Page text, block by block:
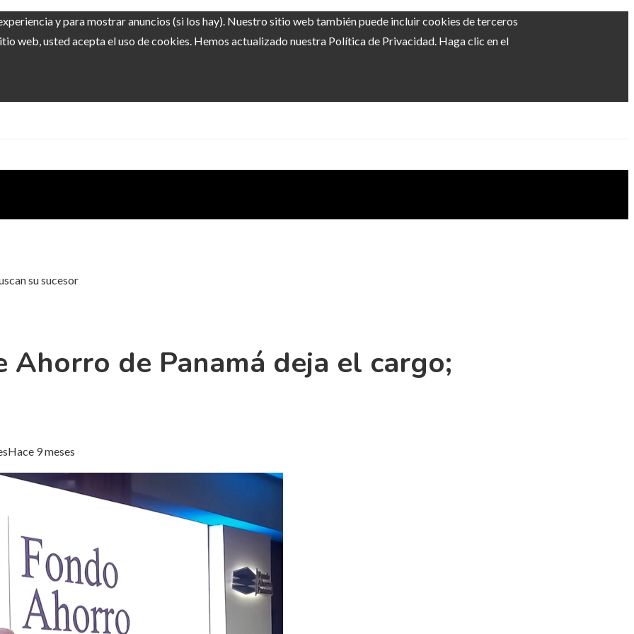
y para mostrar anuncios (si los hay). Nuestro sitio web también puede incluir cookies de terceros
web, usted acepta el uso de cookies. Hemos actualizado nuestra Política de Privacidad. Haga clic en el
su sucesor
de Panamá deja el cargo;
Hace 9 meses